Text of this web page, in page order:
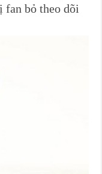
fan bỏ theo dõi